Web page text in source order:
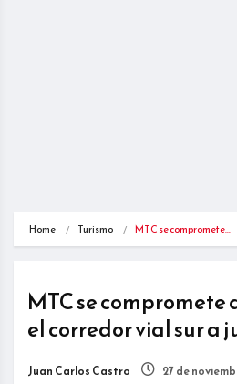
Home Turismo MTC se compromete…
MTC se
el corredor vial sur a
Juan Carlos Castro 27 de